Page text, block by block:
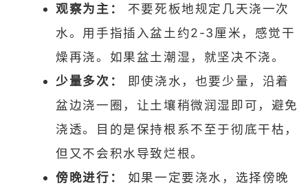
观察为主：
不要死板地规定几天浇一次
水。用手指插入盆土约2-3厘米，感觉干
燥再浇。如果盆土潮湿，就坚决不浇。
少量多次：
即使浇水，也要少量，沿着
盆边浇一圈，让土壤稍微润湿即可，避免
浇透。目的是保持根系不至于彻底干枯，
但又不会积水导致烂根。
傍晚进行：
如果一定要浇水，选择傍晚